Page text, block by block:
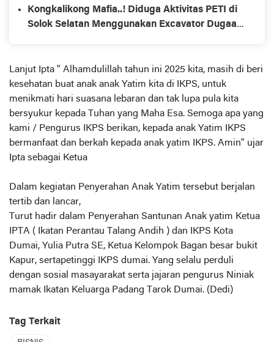
Kongkalikong Mafia..! Diduga Aktivitas PETI di
Solok Selatan Menggunakan Excavator Dugaan
Lanjut Ipta " Alhamdulillah tahun ini 2025 kita, masih di beri
kesehatan buat anak anak Yatim kita di IKPS, untuk
menikmati hari suasana lebaran dan tak lupa pula kita
bersyukur kepada Tuhan yang Maha Esa. Semoga apa yang
kami / Pengurus IKPS berikan, kepada anak Yatim IKPS
bermanfaat dan berkah kepada anak yatim IKPS. Amin" ujar
Ipta sebagai Ketua
Dalam kegiatan Penyerahan Anak Yatim tersebut berjalan
tertib dan lancar,
Turut hadir dalam Penyerahan Santunan Anak yatim Ketua
IPTA ( Ikatan Perantau Talang Andih ) dan IKPS Kota
Dumai, Yulia Putra SE, Ketua Kelompok Bagan besar bukit
Kapur, sertapetinggi IKPS dumai. Yang selalu perduli
dengan sosial masayarakat serta jajaran pengurus Niniak
mamak Ikatan Keluarga Padang Tarok Dumai. (Dedi)
Tag Terkait